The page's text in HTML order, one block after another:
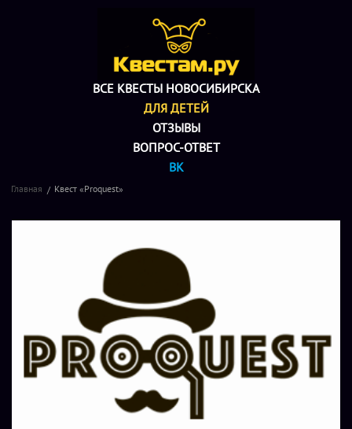
ВСЕ КВЕСТЫ НОВОСИБИРСКА
ДЛЯ ДЕТЕЙ
ОТЗЫВЫ
ВОПРОС-ОТВЕТ
ВК
Главная Квест «Proquest»